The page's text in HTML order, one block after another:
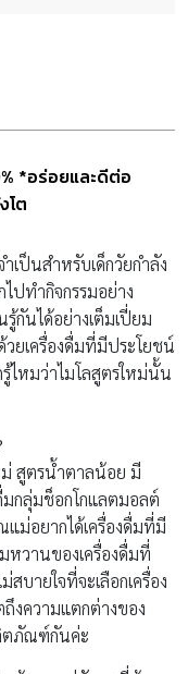
*อร่อยและดีต่อ
โต
เป็นสำหรับเด็กวัยกำลัง
ปทำกิจกรรมอย่าง
กันได้อย่างเต็มเปี่ยม
ยเครื่องดื่มที่มีประโยชน์
ไหมว่าไมโลสูตรใหม่นั้น
สูตรน้ำตาลน้อย มี
มกลุ่มช็อกโกแลตมอลต์
แม่อยากได้เครื่องดื่มที่มี
หวานของเครื่องดื่มที่
บายใจที่จะเลือกเครื่อง
งความแตกต่างของ
ตภัณฑ์กันค่ะ